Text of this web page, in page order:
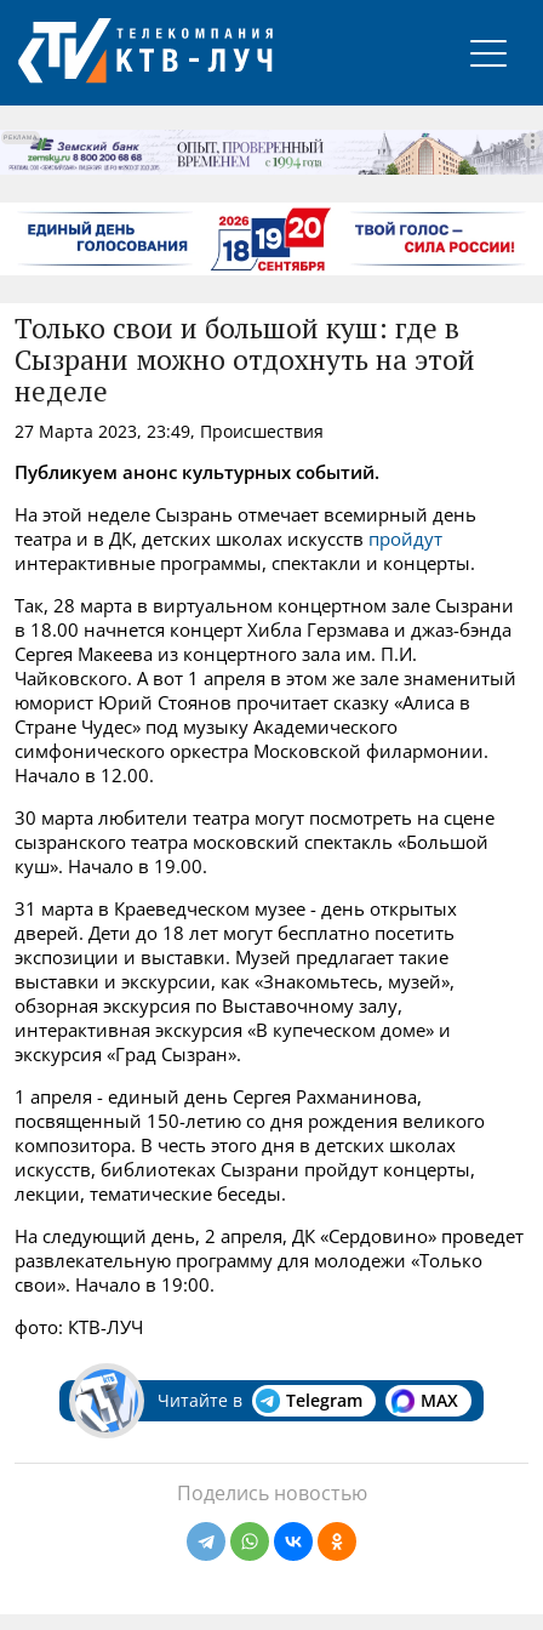
РЕКЛАМА
Только свои и большой куш: где в
Сызрани можно отдохнуть на этой
неделе
27 Марта 2023, 23:49, Происшествия
Публикуем анонс культурных событий.
На этой неделе Сызрань отмечает всемирный день
театра и в ДК, детских школах искусств пройдут
интерактивные программы, спектакли и концерты.
Так, 28 марта в виртуальном концертном зале Сызрани
в 18.00 начнется концерт Хибла Герзмава и джаз-бэнда
Сергея Макеева из концертного зала им. П.И.
Чайковского. А вот 1 апреля в этом же зале знаменитый
юморист Юрий Стоянов прочитает сказку «Алиса в
Стране Чудес» под музыку Академического
симфонического оркестра Московской филармонии.
Начало в 12.00.
30 марта любители театра могут посмотреть на сцене
сызранского театра московский спектакль «Большой
куш». Начало в 19.00.
31 марта в Краеведческом музее - день открытых
дверей. Дети до 18 лет могут бесплатно посетить
экспозиции и выставки. Музей предлагает такие
выставки и экскурсии, как «Знакомьтесь, музей»,
обзорная экскурсия по Выставочному залу,
интерактивная экскурсия «В купеческом доме» и
экскурсия «Град Сызран».
1 апреля - единый день Сергея Рахманинова,
посвященный 150-летию со дня рождения великого
композитора. В честь этого дня в детских школах
искусств, библиотеках Сызрани пройдут концерты,
лекции, тематические беседы.
На следующий день, 2 апреля, ДК «Сердовино» проведет
развлекательную программу для молодежи «Только
свои». Начало в 19:00.
фото: КТВ-ЛУЧ
Читайте в Telegram MAX
Поделись новостью